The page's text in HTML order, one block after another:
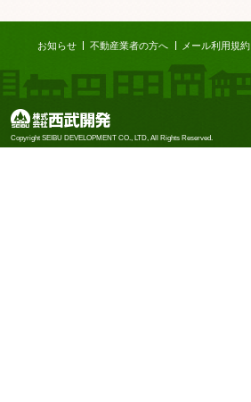
お知らせ 不動産業者の方へ メール利用規約
株式会社西武開発
Copyright SEIBU DEVELOPMENT CO., LTD, All Rights Reserved.